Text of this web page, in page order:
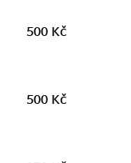
500 Kč
500 Kč